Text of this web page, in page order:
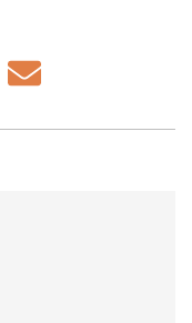
Share